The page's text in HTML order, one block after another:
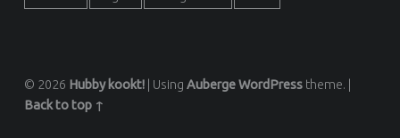
© 2026 Hubby kookt! Using AubergeWordPresstheme.
Back to top ↑